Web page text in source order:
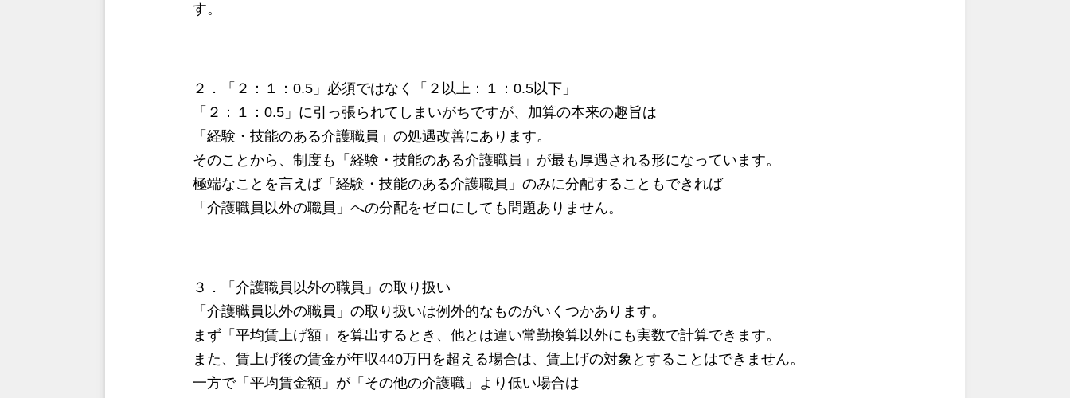
す。
２．「２：１：0.5」必須ではなく「２以上：１：0.5以下」
「２：１：0.5」に引っ張られてしまいがちですが、加算の本来の趣旨は
「経験・技能のある介護職員」の処遇改善にあります。
そのことから、制度も「経験・技能のある介護職員」が最も厚遇される形になっています。
極端なことを言えば「経験・技能のある介護職員」のみに分配することもできれば
「介護職員以外の職員」への分配をゼロにしても問題ありません。
３．「介護職員以外の職員」の取り扱い
「介護職員以外の職員」の取り扱いは例外的なものがいくつかあります。
まず「平均賃上げ額」を算出するとき、他とは違い常勤換算以外にも実数で計算できます。
また、賃上げ後の賃金が年収440万円を超える場合は、賃上げの対象とすることはできません。
一方で「平均賃金額」が「その他の介護職」より低い場合は